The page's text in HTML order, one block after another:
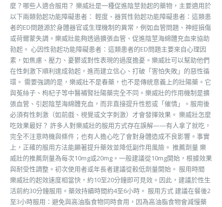
麼？哪些人適合服用？ 樂威壯是一種促進陰莖勃起的藥物，主要適用於
以下兩類勃起功能障礙患者： 輕度、器質性勃起功能障礙患者：這類患
者的ED問題源於身體器官或生理機制的異常，例如血管問題、神經損傷
或荷爾蒙失調。樂威壯能夠透過擴張血管、促進陰莖海綿體充血來協助
勃起。 心因性勃起功能障礙患者：這類患者的ED問題主要來自心理因
素，如焦慮、壓力、憂鬱或對性表現的過度擔憂。樂威壯可以幫助他們
在性刺激下順利達成勃起，進而建立信心、打破「害怕失敗」的惡性循
環。 需要強調的是，樂威壯不是春藥，也不是傳統意義上的壯陽藥。它
與菟絲子、枸杞子等中醫補腎壯陽藥完全不同。樂威壯的作用機制是擴
張血管、引起陰莖海綿體充血，而非直接提升性慾或「催情」。服用後
必須有性刺激（如前戲、視覺或文字刺激）才會發揮效果。 樂威壯怎麼
吃效果最好？ 許多人對樂威壯的服用方式存在誤解——有人拿了就吃，
完全不注意時機與條件；也有人擔心吃了會對身體造成不良影響。事實
上，正確的服用方法能顯著提升藥效並降低副作用風險。 推薦劑量 樂
威壯的推薦劑量為每次10mg或20mg。一般建議從10mg開始，根據效果
與耐受性調整。初次使用者或年長者建議從較低劑量開始。 服用時間
樂威壯的起效速度相當快，約10至20分鐘即可見效。因此，建議於性生
活前約30分鐘服用。藥效持續時間約4至6小時。 服用方式 建議在餐後2
至3小時服用：避免與高油脂食物同時食用，因為高油脂食物會減慢藥